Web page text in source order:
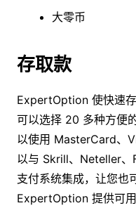
大零币
存取款
ExpertOption 使快速
可以选择 20 多种方便
以使用 MasterCard、
以与 Skrill、Neteller
支付系统集成，让您也
ExpertOption 提供可